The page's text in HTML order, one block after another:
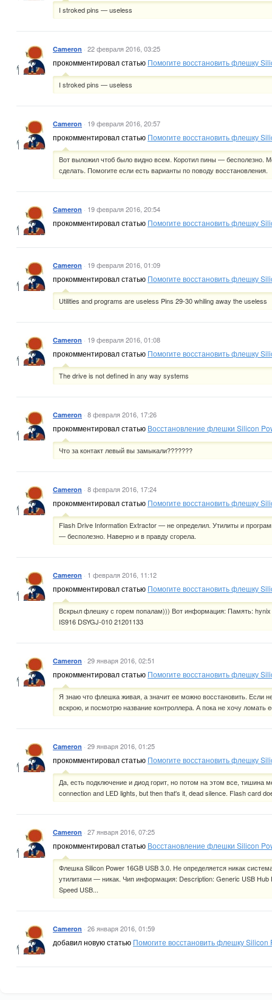
I stroked pins — useless
Cameron · 22 февраля 2016, 03:25
прокомментировал статью Помогите восстановить флешку
I stroked pins — useless
Cameron · 19 февраля 2016, 20:57
прокомментировал статью Помогите восстановить флешку
Вот выложил чтоб было видно всем. Коротил пины — бесполезно.
сделать. Помогите если есть варианты по поводу восстановления.
Cameron · 19 февраля 2016, 20:54
прокомментировал статью Помогите восстановить флешку
Cameron · 19 февраля 2016, 01:09
прокомментировал статью Помогите восстановить флешку
Utilities and programs are useless Pins 29-30 whiling away the useless
Cameron · 19 февраля 2016, 01:08
прокомментировал статью Помогите восстановить флешку
The drive is not defined in any way systems
Cameron · 8 февраля 2016, 17:26
прокомментировал статью Восстановление флешки Silicon
Что за контакт левый вы замыкали???????
Cameron · 8 февраля 2016, 17:24
прокомментировал статью Помогите восстановить флешку
Flash Drive Information Extractor — не определил. Утилиты и
— бесполезно. Наверно и в правду сгорела.
Cameron · 1 февраля 2016, 11:12
прокомментировал статью Помогите восстановить флешку
Вскрыл флешку с горем попалам))) Вот информация: Память: hynix
IS916 DSYGJ-010 21201133
Cameron · 29 января 2016, 02:51
прокомментировал статью Помогите восстановить флешку
Я знаю что флешка живая, а значит ее можно восстановить. Если
вскрою, и посмотрю название контроллера. А пока не хочу ломать
Cameron · 29 января 2016, 01:25
прокомментировал статью Помогите восстановить флешку
Да, есть подключение и диод горит, но потом на этом все, тишина
connection and LED lights, but then that's it, dead silence. Flash card
Cameron · 27 января 2016, 07:25
прокомментировал статью Восстановление флешки Silicon
Флешка Silicon Power 16GB USB 3.0. Не определяется никак
утилитами — никак. Чип информация: Description: Generic USB Hub
Speed USB...
Cameron · 26 января 2016, 01:59
добавил новую статью Помогите восстановить флешку Silicon